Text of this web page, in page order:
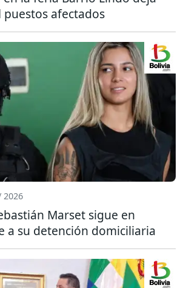
puestos afectados
2026
Marset sigue en
a su detención domiciliaria